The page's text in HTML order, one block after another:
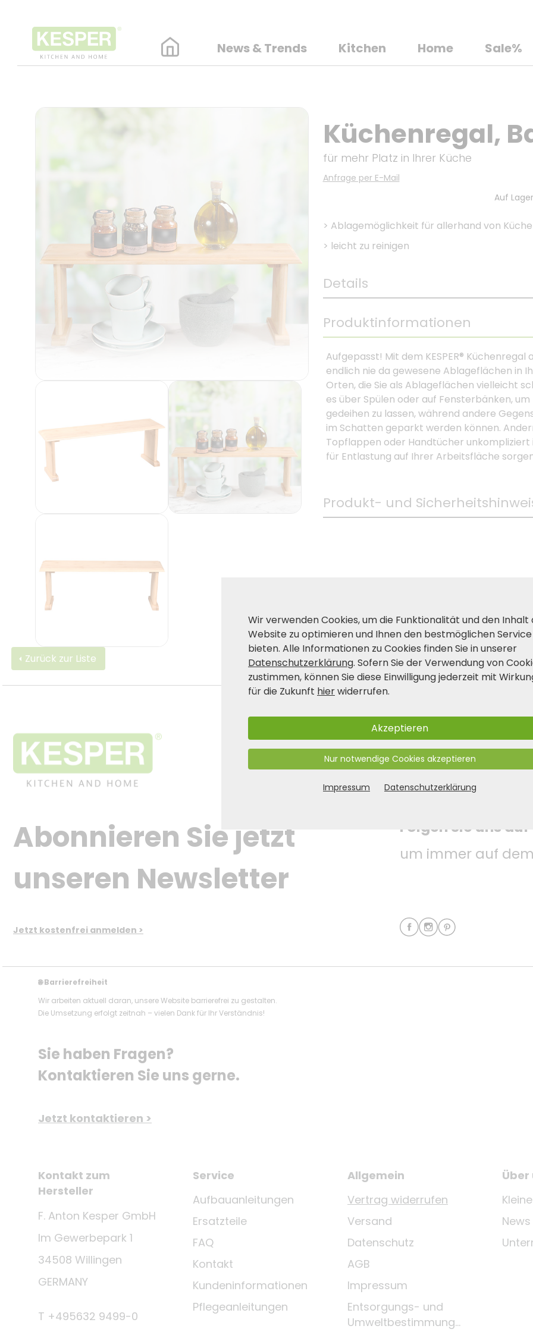
News & Trends Kitchen Home Sale%
Küchenregal,
für mehr Platz in Ihrer Küche
Anfrage per E-Mail
Auf
> Ablagemöglichkeit für allerhand von
> leicht zu reinigen
Details
Produktinformationen
Aufgepasst! Mit dem KESPER®
endlich nie da gewesene Ablageflächen in
Orten, die Sie als Ablageflächen vielleicht
es über Spülen oder auf Fensterbänken,
gedeihen zu lassen, während andere
im Schatten geparkt werden können.
Topflappen oder Handtücher
für Entlastung auf Ihrer Arbeitsfläche
Produkt- und
Zurück zur Liste
Abonnieren Sie jetzt
unseren Newsletter
Jetzt kostenfrei anmelden >
Folgen Sie uns
um immer auf
🌐Barrierefreiheit
Wir arbeiten aktuell daran, unsere Website barrierefrei zu gestalten.
Die Umsetzung erfolgt zeitnah – vielen Dank für Ihr Verständnis!
Sie haben Fragen?
Kontaktieren Sie uns gerne.
Jetzt kontaktieren >
Kontakt zum
Hersteller
F. Anton Kesper GmbH
Im Gewerbepark 1
34508 Willingen
GERMANY
T +495632 9499-0
Service
Aufbauanleitungen
Ersatzteile
FAQ
Kontakt
Kundeninformationen
Pflegeanleitungen
Allgemein
Vertrag widerrufen
Versand
Datenschutz
AGB
Impressum
Entsorgungs- und
Umweltbestimmungen
Über
News
Wir verwenden Cookies, um die Funktionalität und den Inhalt
Website zu optimieren und Ihnen den bestmöglichen Service
bieten. Alle Informationen zu Cookies finden Sie in unserer
Datenschutzerklärung. Sofern Sie der Verwendung von
zustimmen, können Sie diese Einwilligung jederzeit mit
für die Zukunft hierwiderrufen.
Akzeptieren
Nur notwendige Cookies akzeptieren
Impressum Datenschutzerklärung